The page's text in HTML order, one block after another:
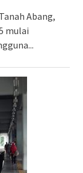
Abang,
mulai